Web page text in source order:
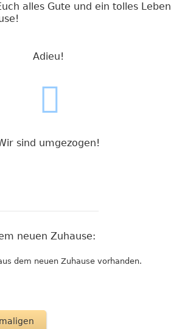
alles Gute und ein tolles Leben
Adieu!
sind umgezogen!
neuen Zuhause:
dem neuen Zuhause vorhanden.